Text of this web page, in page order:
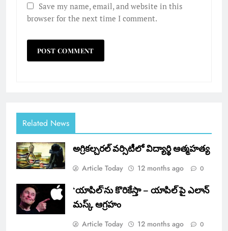
Save my name, email, and website in this
browser for the next time I comment.
Related News
అగ్రికల్చరల్ వర్సిటీలో విద్యార్థి ఆత్మహత్య
Article Today 12 months ago 0
‘యాపిల్‌’ను కొరికేస్తా – యాపిల్‌ పై ఎలాన్
మస్క్ ఆగ్రహం
Article Today 12 months ago 0